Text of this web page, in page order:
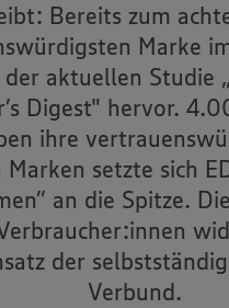
Bereits zum
Marke
aktuellen Studie
Digest" hervor.
ihre
setzte sich
an die Spitze.
der
Verbund.